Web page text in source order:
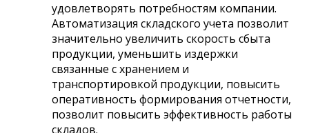
удовлетворять потребностям компании.
Автоматизация складского учета позволит
значительно увеличить скорость сбыта
продукции, уменьшить издержки
связанные с хранением и
транспортировкой продукции, повысить
оперативность формирования отчетности,
позволит повысить эффективность работы
складов.